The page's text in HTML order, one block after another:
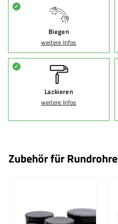
✓
Biegen
weitere Infos
✓
Lackieren
weitere Infos
Zubehör für Rundrohre